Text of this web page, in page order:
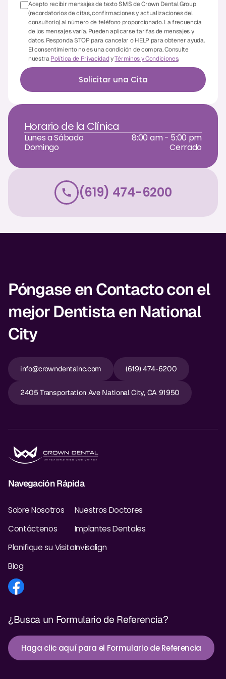
Dr. Christian Bastien
Dr. Allen Newman
Dr. Marco Casco
Solicitar una Cita
Español
Acepto recibir mensajes de texto SMS de Crown Dental Group
(recordatorios de citas, confirmaciones y actualizaciones del
consultorio) al número de teléfono proporcionado. La frecuencia
de los mensajes varía. Pueden aplicarse tarifas de mensajes y
datos. Responda STOP para cancelar o HELP para obtener ayuda.
El consentimiento no es una condición de compra. Consulte
nuestraPolítica de PrivacidadyTérminos y Condiciones.
Solicitar una Cita
Horario de la Clínica
Lunes a Sábado
8:00 am - 5:00 pm
Domingo
Cerrado
(619) 474-6200
Póngase en Contacto con el
mejor Dentista en National
City
info@crowndentalnc.com (619) 474-6200
2405 Transportation Ave National City, CA 91950
Navegación Rápida
Sobre Nosotros
Contáctenos
Planifique su Visita
Blog
Nuestros Doctores
Implantes Dentales
Invisalign
¿Busca un Formulario de Referencia?
Haga clic aquí para el Formulario de Referencia